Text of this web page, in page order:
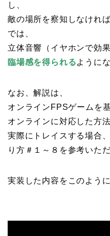
し、
敵の場所を察知しなけれ
では、
立体音響（イヤホンで効
臨場感を得られるように
なお、解説は、
オンラインFPSゲームを
オンラインに対応した方
実際にトレイスする場合
り方＃１～８を参考いた
実装した内容をこのよう